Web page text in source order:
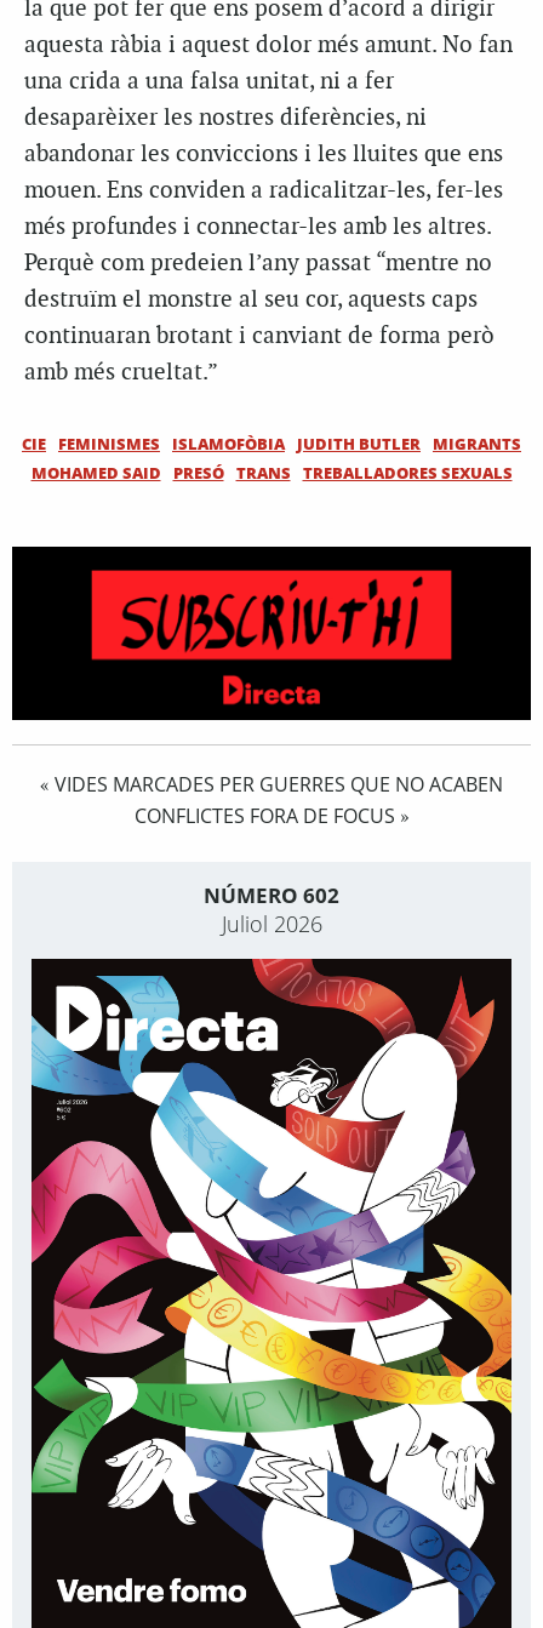
la que pot fer que ens posem d’acord a dirigir
aquesta ràbia i aquest dolor més amunt. No fan
una crida a una falsa unitat, ni a fer
desaparèixer les nostres diferències, ni
abandonar les conviccions i les lluites que ens
mouen. Ens conviden a radicalitzar-les, fer-les
més profundes i connectar-les amb les altres.
Perquè com predeien l’any passat “mentre no
destruïm el monstre al seu cor, aquests caps
continuaran brotant i canviant de forma però
amb més crueltat.”
CIE FEMINISMES ISLAMOFÒBIA JUDITH BUTLER
MIGRANTS
MOHAMED SAID
PRESÓ TRANS TREBALLADORES SEXUALS
« VIDES MARCADES PER GUERRES QUE NO ACABEN
CONFLICTES FORA DE FOCUS »
NÚMERO 602
Juliol 2026